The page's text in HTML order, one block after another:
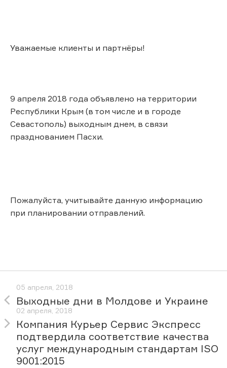
Уважаемые клиенты и партнёры!
9 апреля 2018 года объявлено на территории
Республики Крым (в том числе и в городе
Севастополь) выходным днем, в связи
празднованием Пасхи.
Пожалуйста, учитывайте данную информацию
при планировании отправлений.
05 апреля, 2018
Выходные дни в Молдове и Украине
02 апреля, 2018
Компания Курьер Сервис Экспресс
подтвердила соответствие качества
услуг международным стандартам ISO
9001:2015